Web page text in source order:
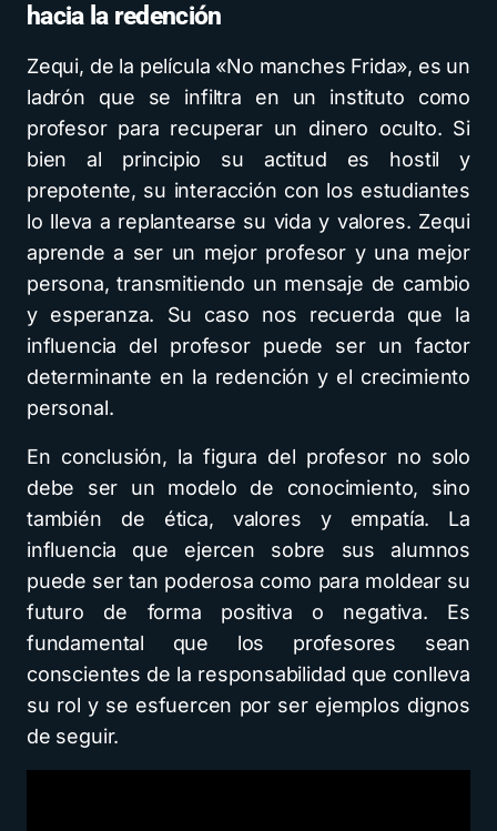
hacia la redención
Zequi, de la película «No manches Frida», es un
ladrón que se infiltra en un instituto como
profesor para recuperar un dinero oculto. Si
bien al principio su actitud es hostil y
prepotente, su interacción con los estudiantes
lo lleva a replantearse su vida y valores. Zequi
aprende a ser un mejor profesor y una mejor
persona, transmitiendo un mensaje de cambio
y esperanza. Su caso nos recuerda que la
influencia del profesor puede ser un factor
determinante en la redención y el crecimiento
personal.
En conclusión, la figura del profesor no solo
debe ser un modelo de conocimiento, sino
también de ética, valores y empatía. La
influencia que ejercen sobre sus alumnos
puede ser tan poderosa como para moldear su
futuro de forma positiva o negativa. Es
fundamental que los profesores sean
conscientes de la responsabilidad que conlleva
su rol y se esfuercen por ser ejemplos dignos
de seguir.